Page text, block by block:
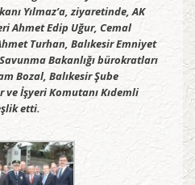
Yılmaz’a, ziyaretinde, AK
Ahmet Edip Uğur, Cemal
Turhan, Balıkesir Emniyet
Bakanlığı bürokratları
Bozal, Balıkesir Şube
ve İşyeri Komutanı Kıdemli
etti.